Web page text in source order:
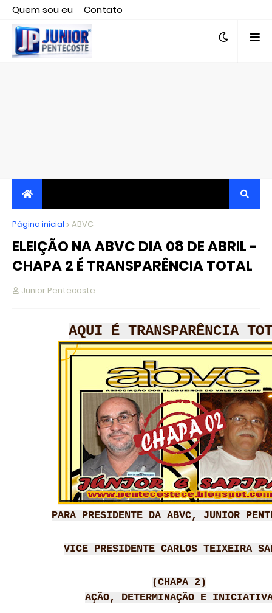
Quem sou eu
Contato
Editor responsável, jornalista Clovis Almeida.
JORNALISMO INDEPENDENTE, TRANSPARENTE E
CRÍTICO
Página inicial ABVC
ELEIÇÃO NA ABVC DIA 08 DE ABRIL -
CHAPA 2 É TRANSPARÊNCIA TOTAL
Junior Pentecoste
AQUI É TRANSPARÊNCIA
PARA PRESIDENTE DA ABVC, JUNIOR
VICE PRESIDENTE CARLOS TEIXEIRA
(CHAPA 2)
AÇÃO, DETERMINAÇÃO E